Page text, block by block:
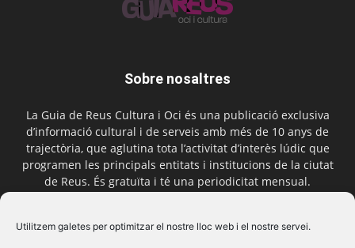
Utilitzem galetes per optimitzar el nostre lloc web i el nostre servei.
Sobre nosaltres
La Guia de Reus Cultura i Oci és una publicació exclusiva
d’informació cultural i de serveis amb més de 10 anys de
trajectòria, que aglutina tota l’activitat d’interès lúdic que
programen les principals entitats i institucions de la ciutat
de Reus. És gratuïta i té una periodicitat mensual.